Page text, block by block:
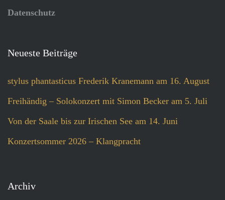
Datenschutz
Neueste Beiträge
stylus phantasticus Frederik Kranemann am 16. August
Freihändig – Solokonzert mit Simon Becker am 5. Juli
Von der Saale bis zur Irischen See am 14. Juni
Konzertsommer 2026 – Klangpracht
Archiv